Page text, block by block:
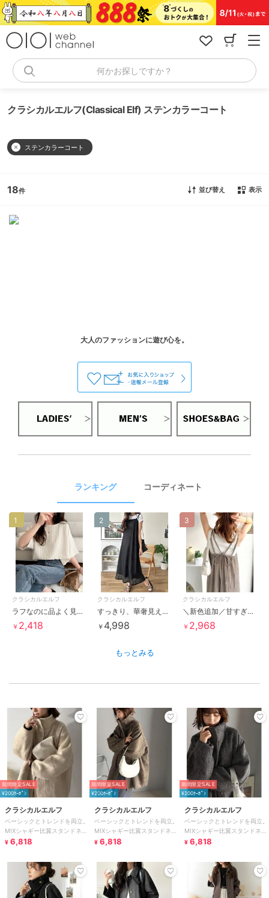
コ
ン
何かお探しですか？
クラシカルエルフ(Classical Elf) ステンカラーコート
ステンカラーコート
18 並び替え 表示
ランキング コーディネート
クラシカルエルフ
ラフなのに品よく見える。軽やかぽこぽこフクレジャガードトップス（半袖）
￥ 2,418
1
クラシカルエルフ
すっきり、華奢見え。華やかパネルレースキャミワンピース
￥ 4,998
2
クラシカルエルフ
＼新色追加／甘すぎない、大人の抜け感。バックリボンダブルストラッププリーツキャミロングワンピース
￥ 2,968
3
もっとみる
期間限定SALE
¥200ｸｰﾎﾟﾝ
クラシカルエルフ
ベーシックとトレンドを両立。
MIXシャギー比翼スタンドネッ
クミドル丈コクーンスリーブコ
¥ 6,818
期間限定SALE
¥200ｸｰﾎﾟﾝ
クラシカルエルフ
ベーシックとトレンドを両立。
MIXシャギー比翼スタンドネッ
クミドル丈コクーンスリーブコ
¥ 6,818
期間限定SALE
¥200ｸｰﾎﾟﾝ
クラシカルエルフ
ベーシックとトレンドを両立。
MIXシャギー比翼スタンドネッ
クミドル丈コクーンスリーブコ
¥ 6,818